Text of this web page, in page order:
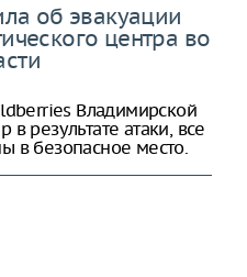
об эвакуации
центра во
Владимирской
результате атаки, все
в безопасное место.